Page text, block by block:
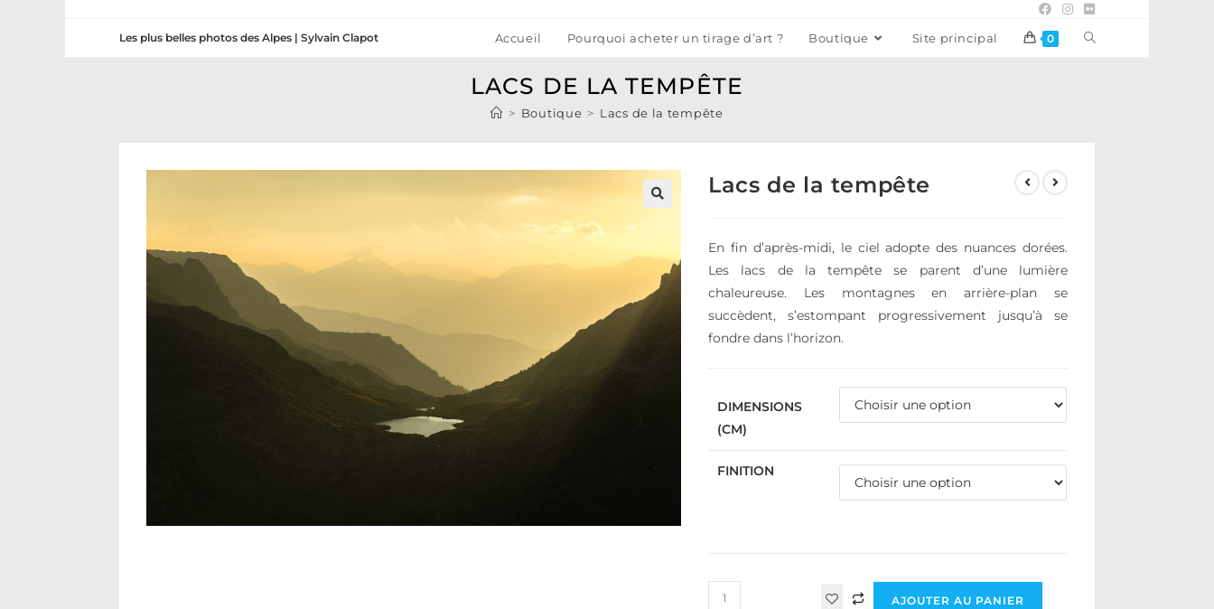
Les plus belles photos des Alpes | Sylvain Clapot Accueil Pourquoi acheter un tirage d’art ? Boutique Site principal 0
LACS DE LA TEMPÊTE
> Boutique > Lacs de la tempête
Lacs de la tempête
En fin d’après-midi, le ciel adopte des nuances dorées.
Les lacs de la tempête se parent d’une lumière
chaleureuse. Les montagnes en arrière-plan se
succèdent, s’estompant progressivement jusqu’à se
fondre dans l’horizon.
DIMENSIONS
(CM)
FINITION
AJOUTER AU PANIER